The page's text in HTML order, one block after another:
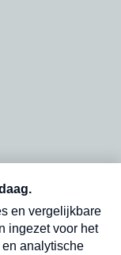
in
Verzend